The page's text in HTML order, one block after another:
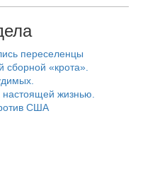
переселенцы
сборной «крота».
настоящей жизнью.
США